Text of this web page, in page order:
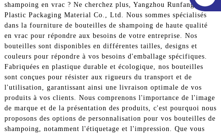
shampoing en vrac ? Ne cherchez plus, Yangzhou Runfang
Plastic Packaging Material Co., Ltd. Nous sommes spécialisés
dans la fourniture de bouteilles de shampoing de haute qualité
en vrac pour répondre aux besoins de votre entreprise. Nos
bouteilles sont disponibles en différentes tailles, designs et
couleurs pour répondre à vos besoins d'emballage spécifiques.
Fabriquées en plastique durable et écologique, nos bouteilles
sont conçues pour résister aux rigueurs du transport et de
l'utilisation, garantissant ainsi une livraison optimale de vos
produits à vos clients. Nous comprenons l'importance de l'image
de marque et de la présentation des produits, c'est pourquoi nous
proposons des options de personnalisation pour vos bouteilles de
shampoing, notamment l'étiquetage et l'impression. Que vous